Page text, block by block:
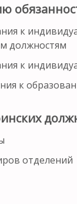
к
должностям
к
к
отделений